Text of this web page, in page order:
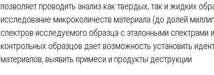
позволяет проводить анализ как твердых, так и жидких
исследование микроколичеств материала (до долей
спектров исследуемого образца с эталонными спектрами
контрольных образцов дает возможность установить
материалов, выявить примеси и продукты деструкции.